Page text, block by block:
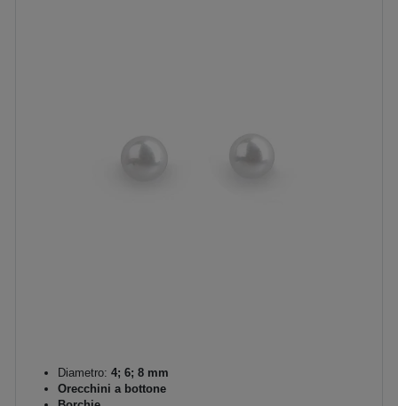
Diametro: 4; 6; 8 mm
Orecchini a bottone